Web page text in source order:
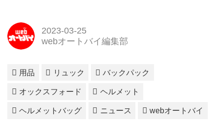
2023-03-25
webオートバイ編集部
用品 リュック バックパック
オックスフォード ヘルメット
ヘルメットバッグ ニュース webオートバイ